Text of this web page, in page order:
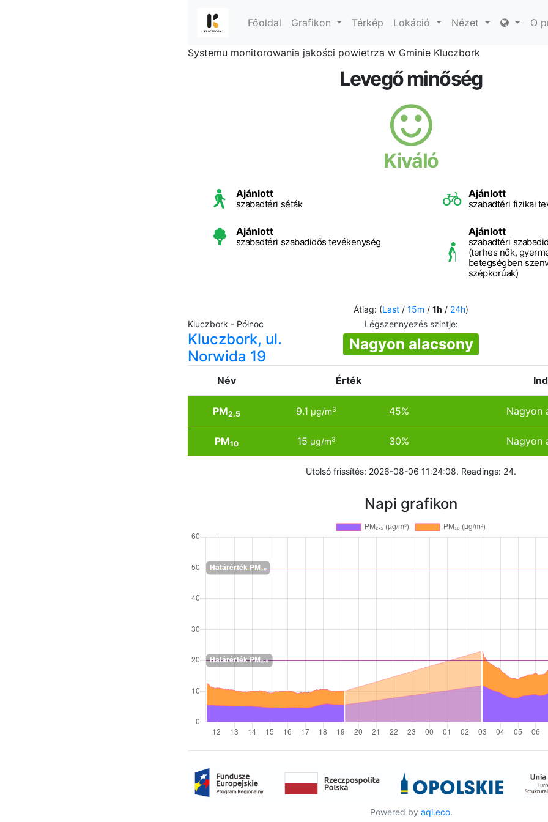
Főoldal Grafikon Térkép Lokáció Nézet O
Systemu monitorowania jakości powietrza w Gminie Kluczbork
Levegő minőség
Kiváló
Ajánlott
szabadtéri séták
Ajánlott
szabadtéri fizikai
Ajánlott
szabadtéri szabadidős tevékenység
Ajánlott
szabadtéri
(terhes nők,
betegségben
szépkorúak)
Átlag: (Last / 15m / 1h / 24h)
Kluczbork - Północ
Kluczbork, ul.
Norwida 19
Légszennyezés szintje:
Nagyon alacsony
Név Érték
PM2.5 9.1 µg/m3 45% Nagyon
PM10 15 µg/m3 30% Nagyon
Utolsó frissítés: 2026-08-06 11:24:08. Readings: 24.
Napi grafikon
Powered by aqi.eco.